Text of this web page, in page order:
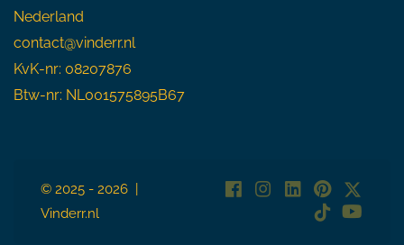
Nederland
contact@vinderr.nl
KvK-nr: 08207876
Btw-nr: NL001575895B67
© 2025 - 2026 |
Vinderr.nl